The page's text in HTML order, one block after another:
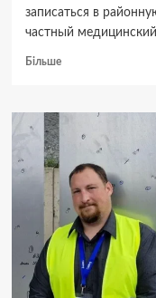
записаться в
частный
БільшеДокладніше
клиника
государственной
поликлиники:
где
реально
получить
нужную
помощь